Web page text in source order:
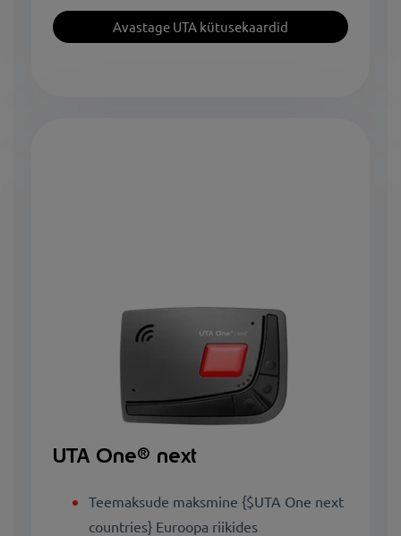
Avastage UTA kütusekaardid
UTA One® next
Teemaksude maksmine {$UTA One next
countries} Euroopa riikides